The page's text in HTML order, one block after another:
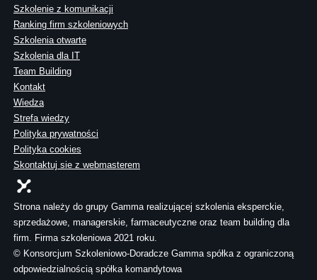
Szkolenie z komunikacji
Ranking firm szkoleniowych
Szkolenia otwarte
Szkolenia dla IT
Team Building
Kontakt
Wiedza
Strefa wiedzy
Polityka prywatności
Polityka cookies
Skontaktuj sie z webmasterem
Strona należy do grupy Gamma realizującej szkolenia eksperckie,
sprzedażowe, managerskie, farmaceutyczne oraz team building dla
firm. Firma szkoleniowa 2021 roku.
© Konsorcjum Szkoleniowo-Doradcze Gamma spółka z ograniczoną
odpowiedzialnością spółka komandytowa